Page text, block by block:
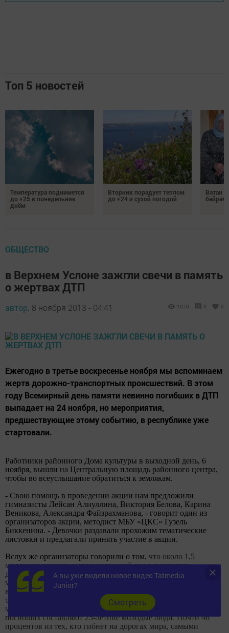
Топ 5 новостей
Температура поднимется
до +25 в понедельник
днём
Вторник порадует теплом
до +24 и сухой погодой
Ватан
бәйрәм
ОБЩЕСТВО
в Верхнем Услоне зажгли свечи в память
о жертвах ДТП
автор, 8 ноября 2013 - 04:41 1070 0 0
Ежегодно в третье воскресенье ноября мы вспоминаем
жертв дорожно-транспортных происшествий. В этом
году Всемирный день памяти невинно погибших в ДТП
выпадает на 24 ноября, но мероприятия,
предшествующие этому событию, в республике уже
стартовали.
Работники районного Дома культуры в выходной день, 6
ноября, вышли на Центральную площадь районного центра,
чтобы во всеуслышание обратиться к землякам.
- Свою помощь в проведении акции нам предложили
гимназисты Лейсан Алиуллина, Виктория Белова, Карина
Веникова, Александра Файзрахманова, - говорит один из
организаторов акции, методист МБУ «ЦКС» Гузель
Биккенина. - Девочки раздавали прохожим тематические
листовки и предлагали принять участие в акции.
Вслух же организаторы говорили о том, что около 1,5
миллионачеловек умирают каждый год в результате
дорожно-транспортных происшествий. От20 до 50
миллионов человек получают травмы, многие из которых
ведут к потере трудоспособности. Дорожно-транспортный
травматизм является основной причиной смерти среди
молодых людей
в возрасте 15 - 29 лет. Более 30 процентов
погибших составляют 25-летние молодые люди. Почти 46
процентов из тех, кто гибнет на дорогах мира, самыми
А вы уже видели новое видео Tatmedia
Junior?
Cмотреть